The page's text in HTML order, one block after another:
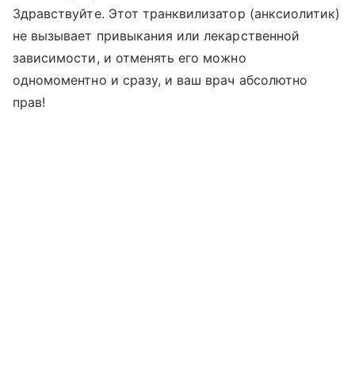
Здравствуйте. Этот транквилизатор (анксиолитик)
не вызывает привыкания или лекарственной
зависимости, и отменять его можно
одномоментно и сразу, и ваш врач абсолютно
прав!